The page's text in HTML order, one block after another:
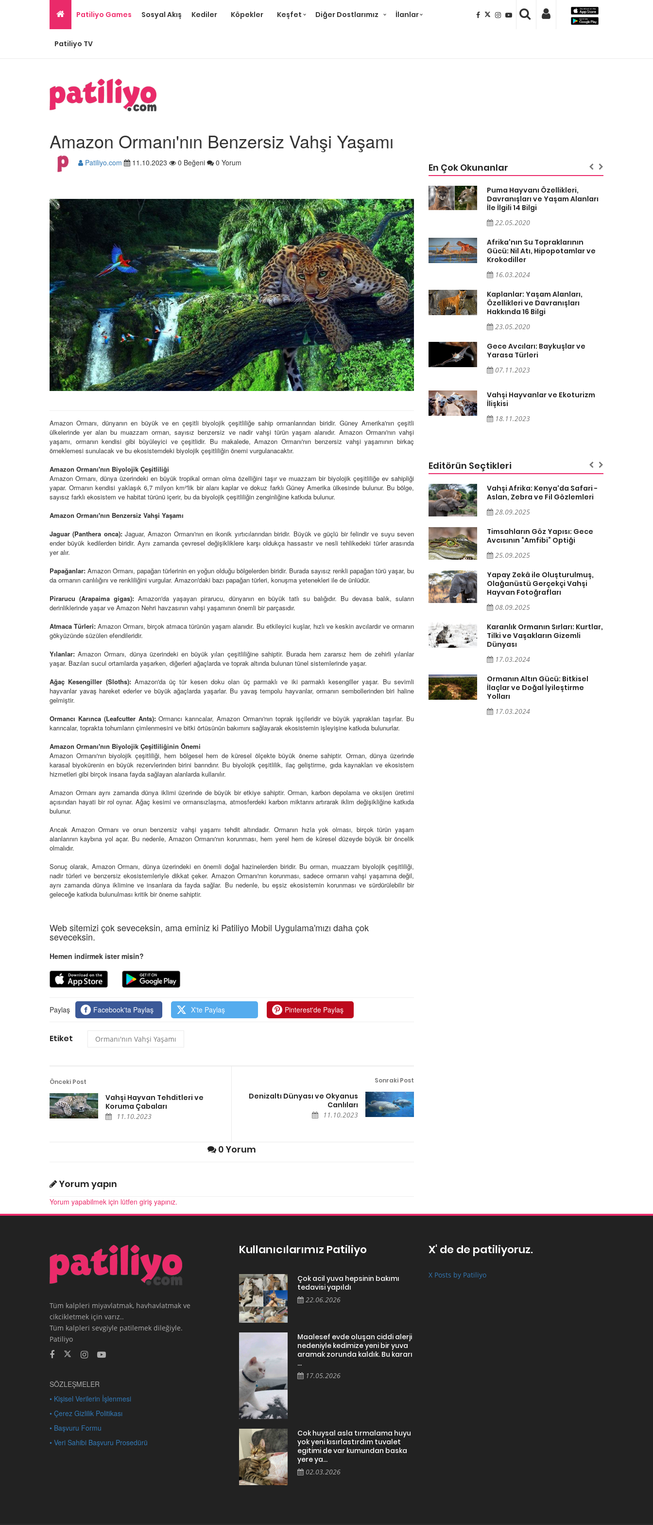
Patiliyo Games Sosyal Akış Kediler Köpekler Keşfet Diğer Dostlarımız İlanlar
Patiliyo TV
Amazon Ormanı'nın Benzersiz Vahşi Yaşamı
Patiliyo.com 11.10.2023 0 Beğeni 0 Yorum
Amazon Ormanı, dünyanın en büyük ve en çeşitli biyolojik çeşitliliğe sahip ormanlarından biridir. Güney Amerika'nın çeşitli
ülkelerinde yer alan bu muazzam orman, sayısız benzersiz ve nadir vahşi türün yaşam alanıdır. Amazon Ormanı'nın vahşi
yaşamı, ormanın kendisi gibi büyüleyici ve çeşitlidir. Bu makalede, Amazon Ormanı'nın benzersiz vahşi yaşamının birkaç
örneklemesi sunulacak ve bu ekosistemdeki biyolojik çeşitliliğin önemi vurgulanacaktır.
Amazon Ormanı'nın Biyolojik Çeşitliliği
Amazon Ormanı, dünya üzerindeki en büyük tropikal orman olma özelliğini taşır ve muazzam bir biyolojik çeşitliliğe ev sahipliği
yapar. Ormanın kendisi yaklaşık 6,7 milyon km²'lik bir alanı kaplar ve dokuz farklı Güney Amerika ülkesinde bulunur. Bu bölge,
sayısız farklı ekosistem ve habitat türünü içerir, bu da biyolojik çeşitliliğin zenginliğine katkıda bulunur.
Amazon Ormanı'nın Benzersiz Vahşi Yaşamı
Jaguar (Panthera onca):Jaguar, Amazon Ormanı'nın en ikonik yırtıcılarından biridir. Büyük ve güçlü bir felindir ve suyu seven
ender büyük kedilerden biridir. Aynı zamanda çevresel değişikliklere karşı oldukça hassastır ve nesli tehlikedeki türler arasında
yer alır.
Papağanlar: Amazon Ormanı, papağan türlerinin en yoğun olduğu bölgelerden biridir. Burada sayısız renkli papağan türü yaşar, bu
da ormanın canlılığını ve renkliliğini vurgular. Amazon'daki bazı papağan türleri, konuşma yetenekleri ile de ünlüdür.
Pirarucu (Arapaima gigas):Amazon'da yaşayan pirarucu, dünyanın en büyük tatlı su balığıdır. Bu devasa balık, suların
derinliklerinde yaşar ve Amazon Nehri havzasının vahşi yaşamının önemli bir parçasıdır.
Atmaca Türleri: Amazon Ormanı, birçok atmaca türünün yaşam alanıdır. Bu etkileyici kuşlar, hızlı ve keskin avcılardır ve ormanın
gökyüzünde süzülen efendileridir.
Yılanlar: Amazon Ormanı, dünya üzerindeki en büyük yılan çeşitliliğine sahiptir. Burada hem zararsız hem de zehirli yılanlar
yaşar. Bazıları sucul ortamlarda yaşarken, diğerleri ağaçlarda ve toprak altında bulunan tünel sistemlerinde yaşar.
Ağaç Kesengiller (Sloths):Amazon'da üç tür kesen doku olan üç parmaklı ve iki parmaklı kesengiller yaşar. Bu sevimli
hayvanlar yavaş hareket ederler ve büyük ağaçlarda yaşarlar. Bu yavaş tempolu hayvanlar, ormanın sembollerinden biri haline
gelmiştir.
Ormancı Karınca (Leafcutter Ants):Ormancı karıncalar, Amazon Ormanı'nın toprak işçileridir ve büyük yaprakları taşırlar. Bu
karıncalar, toprakta tohumların çimlenmesini ve bitki örtüsünün bakımını sağlayarak ekosistemin işleyişine katkıda bulunurlar.
Amazon Ormanı'nın Biyolojik Çeşitliliğinin Önemi
Amazon Ormanı'nın biyolojik çeşitliliği, hem bölgesel hem de küresel ölçekte büyük öneme sahiptir. Orman, dünya üzerinde
karasal biyokürenin en büyük rezervlerinden birini barındırır. Bu biyolojik çeşitlilik, ilaç geliştirme, gıda kaynakları ve ekosistem
hizmetleri gibi birçok insana fayda sağlayan alanlarda kullanılır.
Amazon Ormanı aynı zamanda dünya iklimi üzerinde de büyük bir etkiye sahiptir. Orman, karbon depolama ve oksijen üretimi
açısından hayati bir rol oynar. Ağaç kesimi ve ormansızlaşma, atmosferdeki karbon miktarını artırarak iklim değişikliğine katkıda
bulunur.
Ancak Amazon Ormanı ve onun benzersiz vahşi yaşamı tehdit altındadır. Ormanın hızla yok olması, birçok türün yaşam
alanlarının kaybına yol açar. Bu nedenle, Amazon Ormanı'nın korunması, hem yerel hem de küresel düzeyde büyük bir öncelik
olmalıdır.
Sonuç olarak, Amazon Ormanı, dünya üzerindeki en önemli doğal hazinelerden biridir. Bu orman, muazzam biyolojik çeşitliliği,
nadir türleri ve benzersiz ekosistemleriyle dikkat çeker. Amazon Ormanı'nın korunması, sadece ormanın vahşi yaşamına değil,
aynı zamanda dünya iklimine ve insanlara da fayda sağlar. Bu nedenle, bu eşsiz ekosistemin korunması ve sürdürülebilir bir
geleceğe katkıda bulunulması kritik bir öneme sahiptir.
Web sitemizi çok seveceksin, ama eminiz ki Patiliyo Mobil Uygulama'mızı daha çok
seveceksin.
Hemen indirmek ister misin?
Paylaş Facebook'ta Paylaş X'te Paylaş Pinterest'de Paylaş
Etiket Ormanı'nın Vahşi Yaşamı
Önceki Post
Vahşi Hayvan Tehditleri ve
Koruma Çabaları
11.10.2023
Sonraki Post
Denizaltı Dünyası ve Okyanus
Canlıları
11.10.2023
0 Yorum
Yorum yapın
Yorum yapabilmek için lütfen giriş yapınız.
En Çok Okunanlar
Davranışları ve Yaşam Alanları
İle İlgili 14 Bilgi
22.05.2020
Afrika'nın Su Topraklarının
Gücü: Nil Atı, Hipopotamlar ve
Krokodiller
16.03.2024
Kaplanlar: Yaşam Alanları,
Özellikleri ve Davranışları
Hakkında 16 Bilgi
23.05.2020
Gece Avcıları: Baykuşlar ve
Yarasa Türleri
07.11.2023
18.11.2023
Davranışları ve Yaşam Alanları
İle İlgili 14 Bilgi
22.05.2020
Afrika'nın Su Topraklarının
Gücü: Nil Atı, Hipopotamlar ve
Krokodiller
16.03.2024
Kaplanlar: Yaşam Alanları,
Özellikleri ve Davranışları
Hakkında 16 Bilgi
23.05.2020
Gece Avcıları: Baykuşlar ve
Yarasa Türleri
07.11.2023
18.11.2023
Puma Hayvanı Özellikleri,
Davranışları ve Yaşam Alanları
İle İlgili 14 Bilgi
22.05.2020
Afrika'nın Su Topraklarının
Gücü: Nil Atı, Hipopotamlar ve
Krokodiller
16.03.2024
Kaplanlar: Yaşam Alanları,
Özellikleri ve Davranışları
Hakkında 16 Bilgi
23.05.2020
Gece Avcıları: Baykuşlar ve
Yarasa Türleri
07.11.2023
Vahşi Hayvanlar ve Ekoturizm
İlişkisi
18.11.2023
Editörün Seçtikleri
Güçleri: Doğal
Canavarları:
Doğal
Topraklarının
Hipopotamlar ve
Sakinleri: Çöl
ve Akrepler
Amazon Nehri'nin Gizemli
Sakinleri: Piranalar, Yılanlar ve
16.03.2024
Pire Yırtıcısı: Dişi Sivrisineğin
Doğal Mücadelesi
Hızlı ve Ölümcül: Vahşi Atların
01.03.2024
Aslanların Hayaleti: Leoparın
Maskesi Altında Yaşam
01.03.2024
Taklitçi Usta: Ormanların Renkli
Zekası, Maymunlar
01.03.2024
Koalalar: Avustralya'nın eşsiz
yaratıkları olan koalalar
Vaşaklar: Ormanlık ve dağlık
bölgelerde yaşayan vaşaklar
Zebra: Afrika savanlarının renkli
figürlerinden biri olan zebra
20.02.2024
ve avlanma stratejileriyle
20.02.2024
Goriller: İnsanlara benzer
davranışlar sergileyen goriller
20.02.2024
Vahşi Afrika: Kenya'da Safari -
Aslan, Zebra ve Fil Gözlemleri
28.09.2025
Timsahların Göz Yapısı: Gece
Avcısının “Amfibi” Optiği
25.09.2025
Yapay Zekâ ile Oluşturulmuş,
Olağanüstü Gerçekçi Vahşi
Hayvan Fotoğrafları
08.09.2025
Karanlık Ormanın Sırları: Kurtlar,
Tilki ve Vaşakların Gizemli
Dünyası
17.03.2024
Ormanın Altın Gücü: Bitkisel
İlaçlar ve Doğal İyileştirme
Yolları
17.03.2024
Tüm kalpleri miyavlatmak, havhavlatmak ve
cikcikletmek için varız..
Tüm kalpleri sevgiyle patilemek dileğiyle.
Patiliyo
SÖZLEŞMELER
• Kişisel Verilerin İşlenmesi
• Çerez Gizlilik Politikası
• Başvuru Formu
• Veri Sahibi Başvuru Prosedürü
Kullanıcılarımız Patiliyo
Çok acil yuva hepsinin bakımı
tedavisi yapıldı
22.06.2026
Maalesef evde oluşan ciddi alerji
nedeniyle kedimize yeni bir yuva
aramak zorunda kaldık. Bu kararı
...
17.05.2026
Cok huysal asla tırmalama huyu
yok yeni kısırlastırdım tuvalet
egitimi de var kumundan baska
yere ya...
02.03.2026
X' de de patiliyoruz.
X Posts by Patiliyo